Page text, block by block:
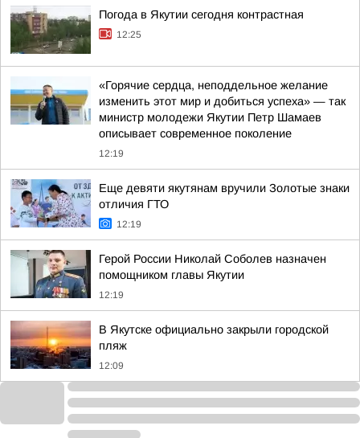
Погода в Якутии сегодня контрастная
12:25
«Горячие сердца, неподдельное желание
изменить этот мир и добиться успеха» — так
министр молодежи Якутии Петр Шамаев
описывает современное поколение
12:19
Еще девяти якутянам вручили Золотые знаки
отличия ГТО
12:19
Герой России Николай Соболев назначен
помощником главы Якутии
12:19
В Якутске официально закрыли городской
пляж
12:09